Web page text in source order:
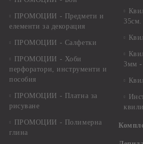
ПРОМОЦИИ - Предмети и
елементи за декорация
ПРОМОЦИИ - Салфетки
ПРОМОЦИИ - Хоби
перфоратори, инструменти и
пособия
ПРОМОЦИИ - Платна за
рисуване
ПРОМОЦИИ - Полимерна
глина
35см.
3мм -